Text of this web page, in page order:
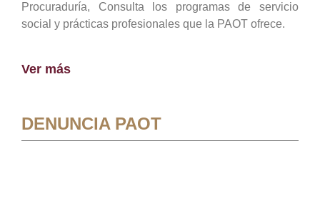
Procuraduría, Consulta los programas de servicio
social y prácticas profesionales que la PAOT ofrece.
Ver más
DENUNCIA PAOT